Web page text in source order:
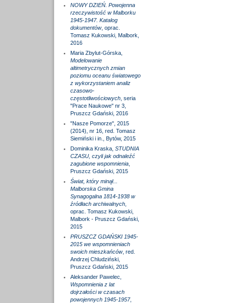
NOWY DZIEŃ. Powojenna
rzeczywistość w Malborku
1945-1947. Katalog
dokumentów, oprac.
Tomasz Kukowski, Malbork,
2016
Maria Zbylut-Górska,
Modelowanie
altimetrycznych zmian
poziomu oceanu światowego
z wykorzystaniem analiz
czasowo-
częstotliwościowych, seria
"Prace Naukowe" nr 3,
Pruszcz Gdański, 2016
"Nasze Pomorze", 2015
(2014), nr 16, red. Tomasz
Siemiński i in., Bytów, 2015
Dominika Kraska, STUDNIA
CZASU, czyli jak odnaleźć
zagubione wspomnienia,
Pruszcz Gdański, 2015
Świat, który minął...
Malborska Gmina
Synagogalna 1814-1938 w
źródłach archiwalnych,
oprac. Tomasz Kukowski,
Malbork - Pruszcz Gdański,
2015
PRUSZCZ GDAŃSKI 1945-
2015 we wspomnieniach
swoich mieszkańców, red.
Andrzej Chludziński,
Pruszcz Gdański, 2015
Aleksander Pawelec,
Wspomnienia z lat
dojrzałości w czasach
powojennych 1945-1957,